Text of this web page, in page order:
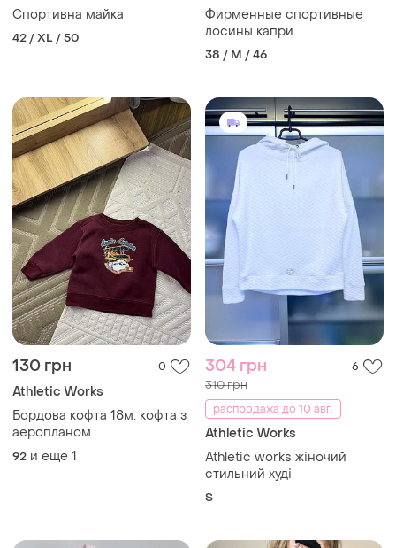
Спортивна майка
42 / XL / 50
Фирменные спортивные
лосины капри
38 / M / 46
130 грн 0
Athletic Works
Бордова кофта 18м. кофта з
аеропланом
92 и еще 1
304 грн 6
310 грн
распродажа до 10 авг.
Athletic Works
Athletic works жіночий
стильний худі
S